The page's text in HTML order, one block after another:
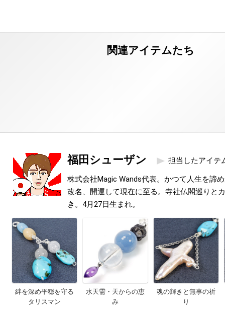
福田シューザン 担当したアイテ
株式会社Magic Wands代表。かつて人生を諦
改名、開運して現在に至る。寺社仏閣巡りと
き。4月27日生まれ。
絆を深め平穏を守る
タリスマン
水天需・天からの恵
み
魂の輝きと無事の祈
り